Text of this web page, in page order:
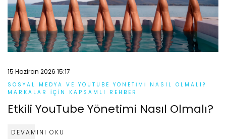
15 Haziran 2026 15:17
SOSYAL MEDYA VE YOUTUBE YÖNETIMI NASIL OLMALI?
MARKALAR İÇIN KAPSAMLI REHBER
Etkili YouTube Yönetimi Nasıl Olmalı?
DEVAMINI OKU